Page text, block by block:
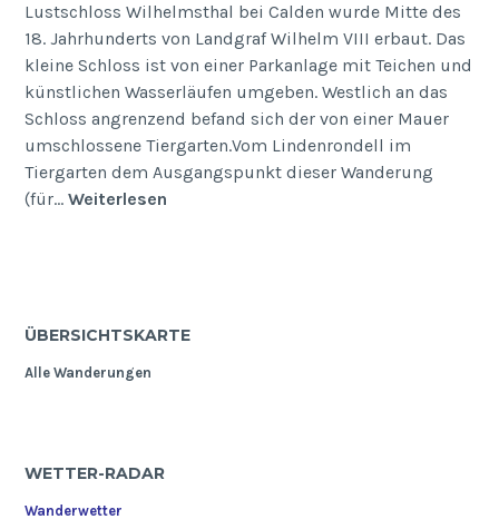
Lustschloss Wilhelmsthal bei Calden wurde Mitte des
18. Jahrhunderts von Landgraf Wilhelm VIII erbaut. Das
kleine Schloss ist von einer Parkanlage mit Teichen und
künstlichen Wasserläufen umgeben. Westlich an das
Schloss angrenzend befand sich der von einer Mauer
umschlossene Tiergarten.Vom Lindenrondell im
Tiergarten dem Ausgangspunkt dieser Wanderung
(für…Weiterlesen
ÜBERSICHTSKARTE
Alle Wanderungen
WETTER-RADAR
Wanderwetter